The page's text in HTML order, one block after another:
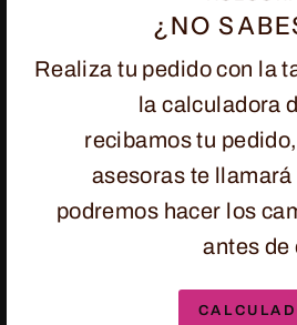
¿NO
Realiza tu pedido con la
la calculadora
recibamos tu
asesoras te
podremos hacer los
antes de